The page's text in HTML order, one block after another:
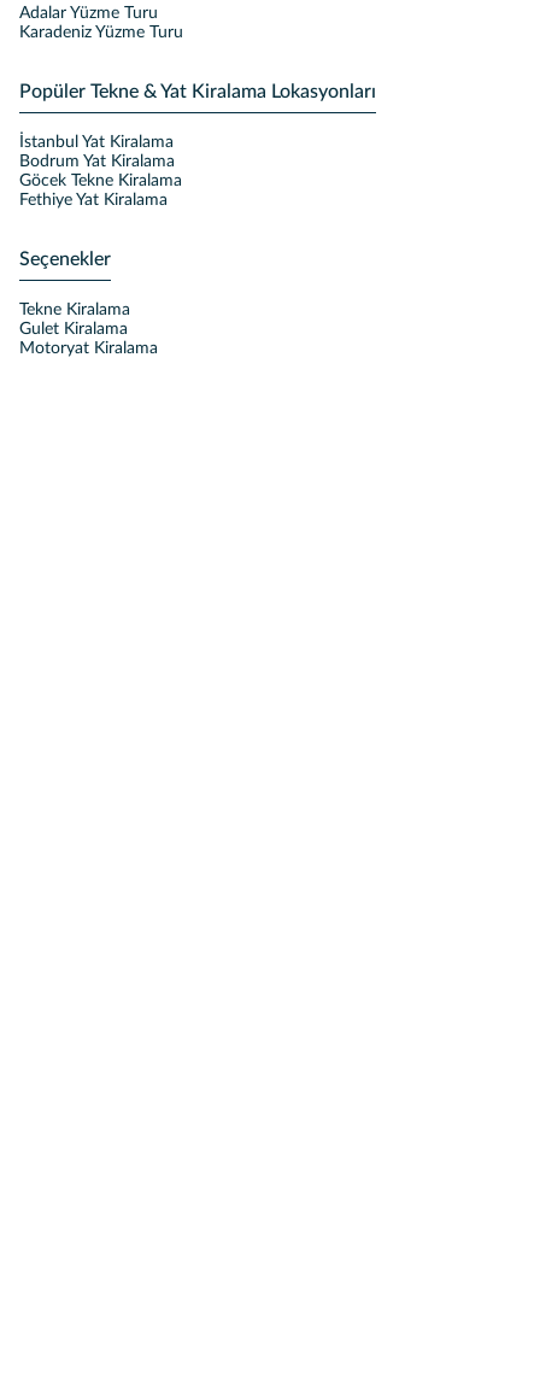
Adalar Yüzme Turu
Karadeniz Yüzme Turu
Popüler Tekne & Yat Kiralama Lokasyonları
İstanbul Yat Kiralama
Bodrum Yat Kiralama
Göcek Tekne Kiralama
Fethiye Yat Kiralama
Seçenekler
Tekne Kiralama
Gulet Kiralama
Motoryat Kiralama